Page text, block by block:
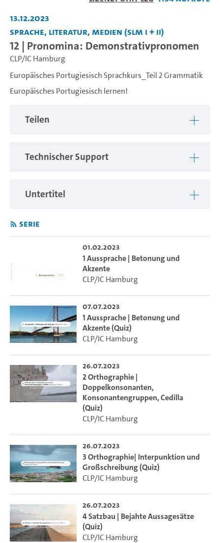
13.12.2023
Sprache, Literatur, Medien (SLM I + II)
12 | Pronomina: Demonstrativpronomen
CLP/IC Hamburg
Europäisches Portugiesisch Sprachkurs_Teil 2 Grammatik
Europäisches Portugiesisch lernen!
Teilen
Technischer Support
Untertitel
Serie
01.02.2023
1 Aussprache | Betonung und
Akzente
CLP/IC Hamburg
07.07.2023
1 Aussprache | Betonung und
Akzente (Quiz)
CLP/IC Hamburg
26.07.2023
2 Orthographie |
Doppelkonsonanten,
Konsonantengruppen, Cedilla
(Quiz)
CLP/IC Hamburg
26.07.2023
3 Orthographie| Interpunktion und
Großschreibung (Quiz)
CLP/IC Hamburg
26.07.2023
4 Satzbau | Bejahte Aussagesätze
(Quiz)
CLP/IC Hamburg